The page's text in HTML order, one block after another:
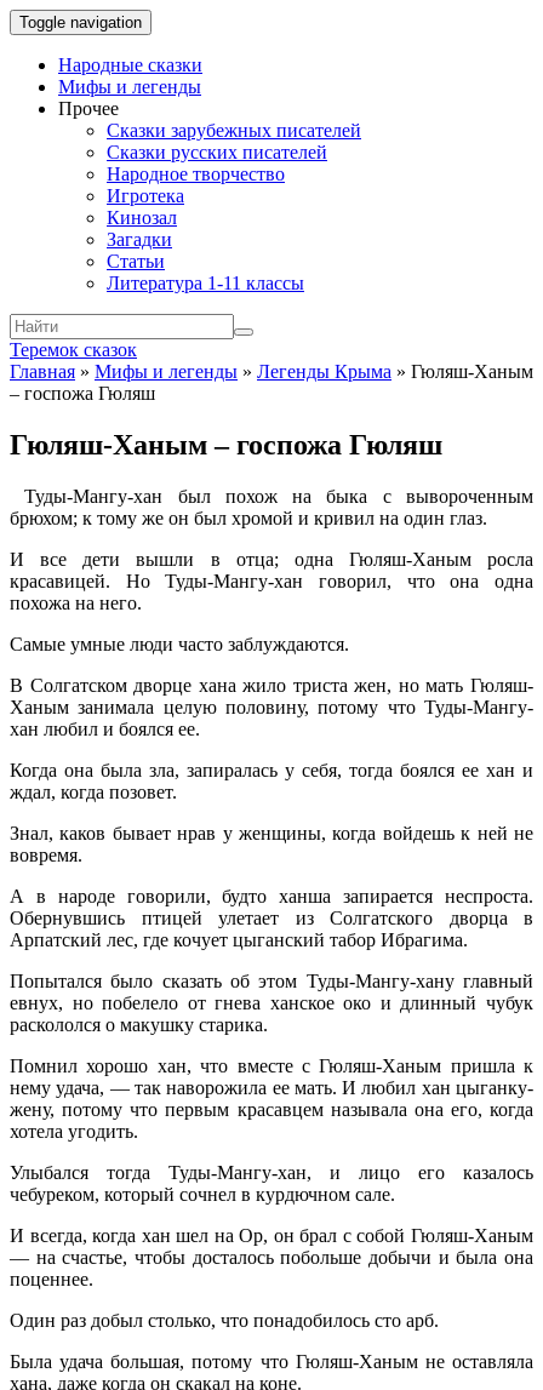
Toggle navigation
Народные сказки
Мифы и легенды
Прочее
Сказки зарубежных писателей
Сказки русских писателей
Народное творчество
Игротека
Кинозал
Загадки
Статьи
Литература 1-11 классы
Теремок сказок
Главная » Мифы и легенды » Легенды Крыма » Гюляш-Ханым
– госпожа Гюляш
Гюляш-Ханым – госпожа Гюляш
Туды-Мангу-хан был похож на быка с вывороченным
брюхом; к тому же он был хромой и кривил на один глаз.
И все дети вышли в отца; одна Гюляш-Ханым росла
красавицей. Но Туды-Мангу-хан говорил, что она одна
похожа на него.
Самые умные люди часто заблуждаются.
В Солгатском дворце хана жило триста жен, но мать Гюляш-
Ханым занимала целую половину, потому что Туды-Мангу-
хан любил и боялся ее.
Когда она была зла, запиралась у себя, тогда боялся ее хан и
ждал, когда позовет.
Знал, каков бывает нрав у женщины, когда войдешь к ней не
вовремя.
А в народе говорили, будто ханша запирается неспроста.
Обернувшись птицей улетает из Солгатского дворца в
Арпатский лес, где кочует цыганский табор Ибрагима.
Попытался было сказать об этом Туды-Мангу-хану главный
евнух, но побелело от гнева ханское око и длинный чубук
раскололся о макушку старика.
Помнил хорошо хан, что вместе с Гюляш-Ханым пришла к
нему удача, — так наворожила ее мать. И любил хан цыганку-
жену, потому что первым красавцем называла она его, когда
хотела угодить.
Улыбался тогда Туды-Мангу-хан, и лицо его казалось
чебуреком, который сочнел в курдючном сале.
И всегда, когда хан шел на Ор, он брал с собой Гюляш-Ханым
— на счастье, чтобы досталось побольше добычи и была она
поценнее.
Один раз добыл столько, что понадобилось сто арб.
Была удача большая, потому что Гюляш-Ханым не оставляла
хана, даже когда он скакал на коне.